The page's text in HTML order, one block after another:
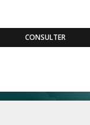
CONSULTER